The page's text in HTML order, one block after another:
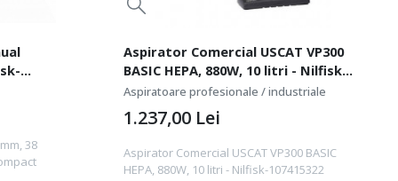
38
Aspirator Comercial USCAT VP300
BASIC HEPA, 880W, 10 litri - Nilfisk-
107415322
Aspiratoare profesionale / industriale
Aspirator Comercial USCAT VP300 BASIC
HEPA, 880W, 10 litri - Nilfisk-107415322
1.237,00 Lei